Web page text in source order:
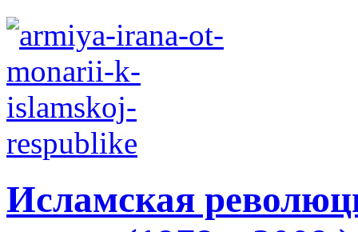
Исламская